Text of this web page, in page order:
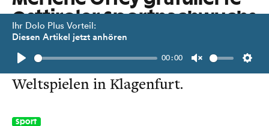
Ihr Dolo Plus Vorteil:
Diesen Artikel jetzt anhören
Play
00:00
Unmute
Osttiroler Sportnachwuchs
Die Lauflegende überreichte
Edelmetall bei den Schüler-
Weltspielen in Klagenfurt.
Sport